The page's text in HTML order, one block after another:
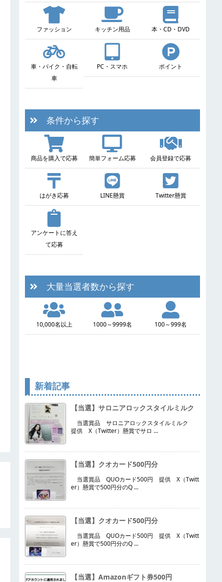
ファッション キッチン用品 本・CD・DVD
車・バイク・自転
車
PC・スマホ ポイント
条件から探す
商品を購入で応募 簡単フォーム応募 会員登録で応募
はがき応募 LINE懸賞 Twitter懸賞
アンケートに答え
て応募
大量当選者数から探す
10,000名以上 1000～9999名 100～999名
新着記事
【当選】サロニアロックスタイルミルク
当選賞品 サロニアロックスタイルミルク
提供 X（Twitter）懸賞でサロ ...
【当選】クオカード500円分
当選賞品 QUOカード500円 提供 X（Twitt
er）懸賞で500円分のQ ...
【当選】クオカード500円分
当選賞品 QUOカード500円 提供 X（Twitt
er）懸賞で500円分のQ ...
【当選】Amazonギフト券500円